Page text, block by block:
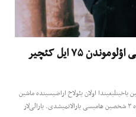
۷۵ ایل کئچیر
۱۹-دا گنجه شهرینین یاخینلیغیندا اولان یئولاخ اراضیسینده ماشین
قضاسی باش وئردی. ماشیندا سوروجودن علاوه ۳ شخصین هامیسی یارالانمیشدی. یارالی‌لار